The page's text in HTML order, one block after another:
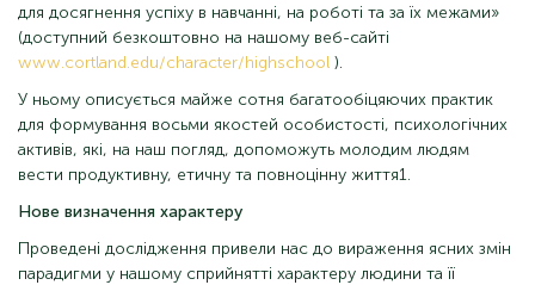
для досягнення успіху в навчанні, на роботі та за їх межами»
(доступний безкоштовно на нашому веб-сайті
www.cortland.edu/character/highschool ).
У ньому описується майже сотня багатообіцяючих практик
для формування восьми якостей особистості, психологічних
активів, які, на наш погляд, допоможуть молодим людям
вести продуктивну, етичну та повноцінну життя1.
Нове визначення характеру
Проведені дослідження привели нас до вираження ясних змін
парадигми у нашому сприйнятті характеру людини та її